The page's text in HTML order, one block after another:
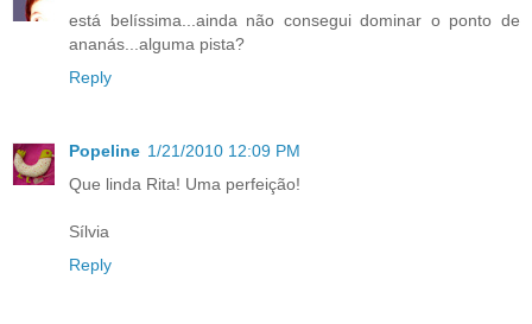
está belíssima...ainda não consegui dominar o ponto de
ananás...alguma pista?
Reply
Popeline 1/21/2010 12:09 PM
Que linda Rita! Uma perfeição!
Sílvia
Reply